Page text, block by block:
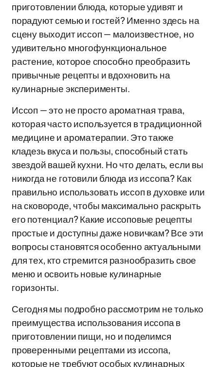
приготовлении блюда, которые удивят и
порадуют семью и гостей? Именно здесь на
сцену выходит иссоп — малоизвестное, но
удивительно многофункциональное
растение, которое способно преобразить
привычные рецепты и вдохновить на
кулинарные эксперименты.
Иссоп — это не просто ароматная трава,
которая часто используется в традиционной
медицине и ароматерапии. Это также
кладезь вкуса и пользы, способный стать
звездой вашей кухни. Но что делать, если вы
никогда не готовили блюда из иссопа? Как
правильно использовать иссоп в духовке или
на сковороде, чтобы максимально раскрыть
его потенциал? Какие иссоповые рецепты
простые и доступны даже новичкам? Все эти
вопросы становятся особенно актуальными
для тех, кто стремится разнообразить свое
меню и освоить новые кулинарные
горизонты.
Сегодня мы подробно рассмотрим не только
преимущества использования иссопа в
приготовлении пищи, но и поделимся
проверенными рецептами из иссопа,
которые не требуют особых кулинарных